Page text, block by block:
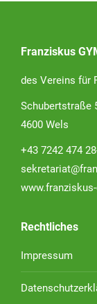
Franziskus
des Vereins für
Schubertstraße
4600 Wels
+43 7242 474
Rechtliches
Impressum